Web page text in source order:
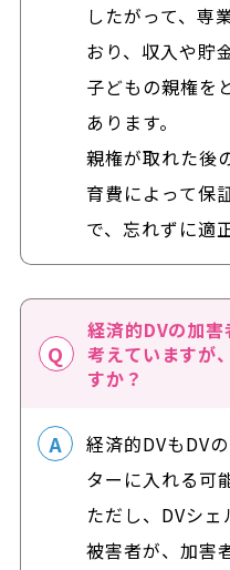
したがって、専
おり、収入や貯
子どもの親権を
あります。
親権が取れた後
育費によって保
で、忘れずに適
経済的DVの加
考えていますが
すか？
経済的DVもDV
ターに入れる可
ただし、DVシ
被害者が、加害